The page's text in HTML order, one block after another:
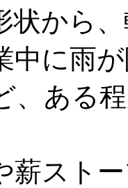
状から
中に雨
、ある
薪スト